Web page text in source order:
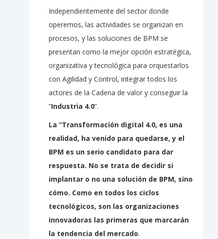
Independientemente del sector donde
operemos, las actividades se organizan en
procesos, y las soluciones de BPM se
presentan como la mejor opción estratégica,
organizativa y tecnológica para orquestarlos
con Agilidad y Control, integrar todos los
actores de la Cadena de valor y conseguir la
“Industria 4.0”.
La “Transformación digital 4.0, es una
realidad, ha venido para quedarse, y el
BPM es un serio candidato para dar
respuesta. No se trata de decidir si
implantar o no una solución de BPM, sino
cómo. Como en todos los ciclos
tecnológicos, son las organizaciones
innovadoras las primeras que marcarán
la tendencia del mercado.